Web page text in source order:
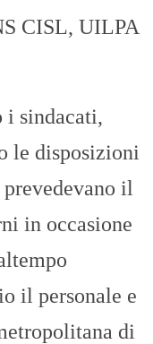
CISL, UILPA
i sindacati,
le disposizioni
il
in occasione
il personale e
di